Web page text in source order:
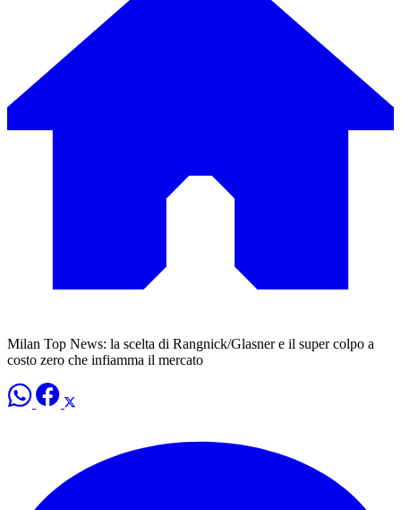
Milan Top News: la scelta di Rangnick/Glasner e il super colpo a
costo zero che infiamma il mercato